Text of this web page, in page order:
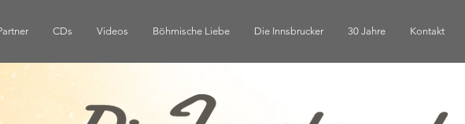
CDs Videos Böhmische Liebe Die Innsbrucker 30 Jahre Kontakt